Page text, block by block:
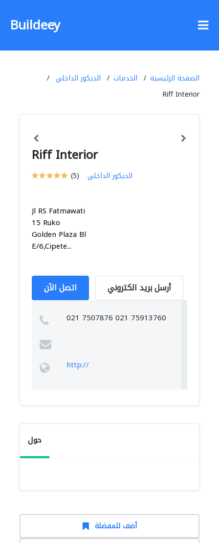
Buildeey
الصفحة الرئيسية الخدمات
الديكور الداخلي
Riff Interior
Riff Interior
(5) الديكور الداخلي
Jl RS Fatmawati
15 Ruko
Golden Plaza Bl
E/6,Cipete...
اتصل الآن أرسل بريد الكتروني
021 7507876 021 75913760
http://
حول
أضف للمفضلة